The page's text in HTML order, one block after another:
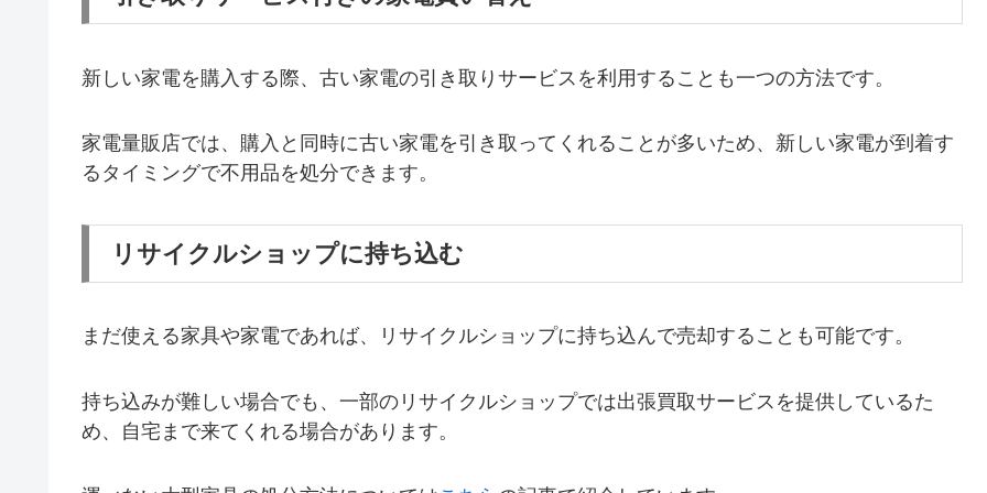
新しい家電を購入する際、古い家電の引き取りサービスを利用することも一つの方法です。
家電量販店では、購入と同時に古い家電を引き取ってくれることが多いため、新しい家電が到着す
るタイミングで不用品を処分できます。
リサイクルショップに持ち込む
まだ使える家具や家電であれば、リサイクルショップに持ち込んで売却することも可能です。
持ち込みが難しい場合でも、一部のリサイクルショップでは出張買取サービスを提供しているた
め、自宅まで来てくれる場合があります。